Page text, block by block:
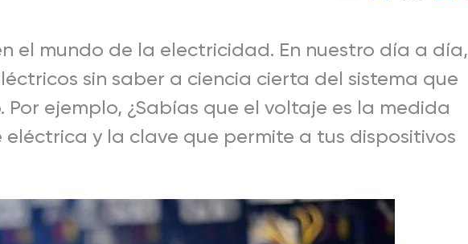
el mundo de la electricidad. En nuestro día a día,
sin saber a ciencia cierta del sistema que
ejemplo, ¿Sabías que el voltaje es la medida
y la clave que permite a tus dispositivos